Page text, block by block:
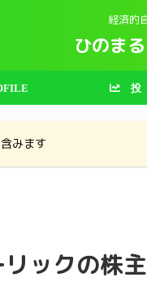
経済的
ひのま
投
みます
リックの株